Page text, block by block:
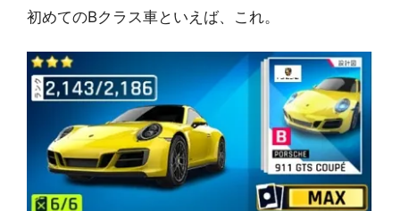
初めてのBクラス車といえば、これ。